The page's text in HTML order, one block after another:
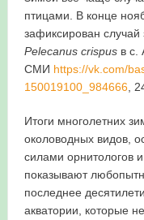
в Республике
птицами. В конце
зафиксирован случай
Pelecanus crispusв с.
СМИ https://vk.com/
150019100_984666,
Итоги многолетних
околоводных видов,
силами орнитологов
показывают
последнее
акватории, которые